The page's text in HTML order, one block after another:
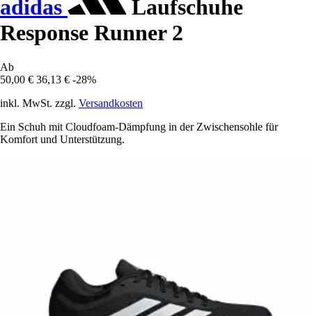
adidas
Laufschuhe
Response Runner 2
Ab
50,00 € 36,13 € -28%
inkl. MwSt. zzgl. Versandkosten
Ein Schuh mit Cloudfoam-Dämpfung in der Zwischensohle für
Komfort und Unterstützung.